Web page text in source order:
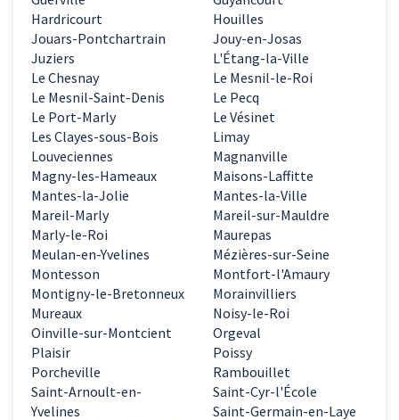
Hardricourt
Houilles
Jouars-Pontchartrain
Jouy-en-Josas
Juziers
L'Étang-la-Ville
Le Chesnay
Le Mesnil-le-Roi
Le Mesnil-Saint-Denis
Le Pecq
Le Port-Marly
Le Vésinet
Les Clayes-sous-Bois
Limay
Louveciennes
Magnanville
Magny-les-Hameaux
Maisons-Laffitte
Mantes-la-Jolie
Mantes-la-Ville
Mareil-Marly
Mareil-sur-Mauldre
Marly-le-Roi
Maurepas
Meulan-en-Yvelines
Mézières-sur-Seine
Montesson
Montfort-l'Amaury
Montigny-le-Bretonneux
Morainvilliers
Mureaux
Noisy-le-Roi
Oinville-sur-Montcient
Orgeval
Plaisir
Poissy
Porcheville
Rambouillet
Saint-Arnoult-en-
Yvelines
Saint-Cyr-l'École
Saint-Germain-en-Laye